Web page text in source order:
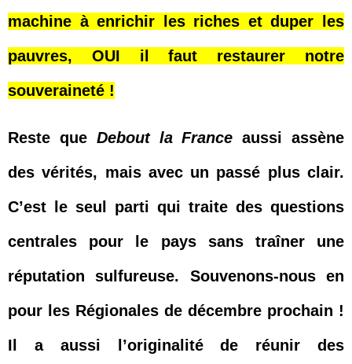
machine à enrichir les riches et duper les
pauvres, OUI il faut restaurer notre
souveraineté !
Reste que Debout la France aussi assène
des vérités, mais avec un passé plus clair.
C’est le seul parti qui traite des questions
centrales pour le pays sans traîner une
réputation sulfureuse. Souvenons-nous en
pour les Régionales de décembre prochain !
Il a aussi l’originalité de réunir des